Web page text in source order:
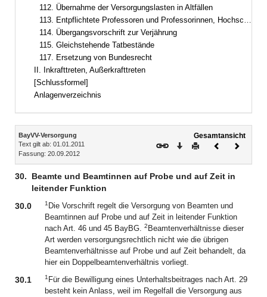
112. Übernahme der Versorgungslasten in Altfällen
113. Entpflichtete Professoren und Professorinnen, Hochschulleistungsbezüge
114. Übergangsvorschrift zur Verjährung
115. Gleichstehende Tatbestände
117. Ersetzung von Bundesrecht
II. Inkrafttreten, Außerkrafttreten
[Schlussformel]
Anlagenverzeichnis
Inhalt
BayVV-Versorgung
Text gilt ab: 01.01.2011
Fassung: 20.09.2012
Gesamtansicht
Download
DruckenVorheriges
30.
Beamte und Beamtinnen auf Probe und auf Zeit in
leitender Funktion
30.0
1 Die Vorschrift regelt die Versorgung von Beamten und
Beamtinnen auf Probe und auf Zeit in leitender Funktion
nach Art. 46 und 45 BayBG. 2 Beamtenverhältnisse dieser
Art werden versorgungsrechtlich nicht wie die übrigen
Beamtenverhältnisse auf Probe und auf Zeit behandelt, da
hier ein Doppelbeamtenverhältnis vorliegt.
30.1 1 Für die Bewilligung eines Unterhaltsbeitrages nach Art. 29
besteht kein Anlass, weil im Regelfall die Versorgung aus